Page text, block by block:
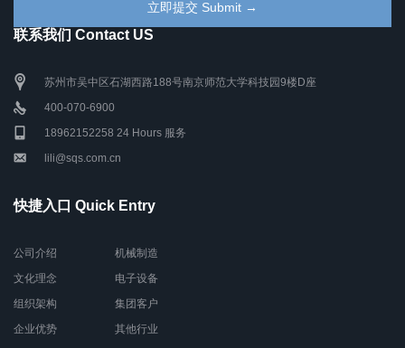
联系我们 Contact US
苏州市吴中区石湖西路188号南京师范大学科技园9楼D座
400-070-6900
18962152258 24 Hours 服务
lili@sqs.com.cn
快捷入口 Quick Entry
公司介绍
文化理念
组织架构
企业优势
机械制造
电子设备
集团客户
其他行业